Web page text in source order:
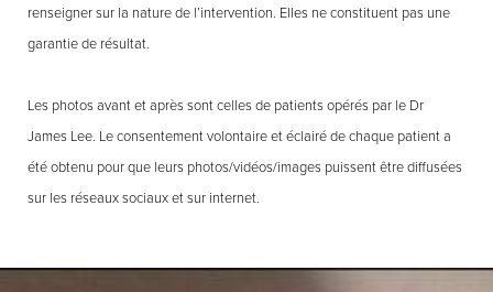
renseigner sur la nature de l’intervention. Elles ne constituent pas une
garantie de résultat.
Les photos avant et après sont celles de patients opérés par le Dr
James Lee. Le consentement volontaire et éclairé de chaque patient a
été obtenu pour que leurs photos/vidéos/images puissent être diffusées
sur les réseaux sociaux et sur internet.